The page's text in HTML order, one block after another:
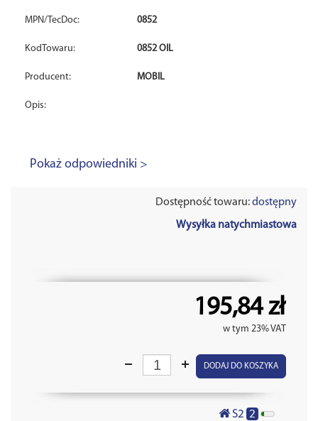
MPN/TecDoc: 0852
KodTowaru: 0852 OIL
Producent: MOBIL
Opis:
Pokaż odpowiedniki >
Dostępność towaru:dostępny
Wysyłka natychmiastowa
195,84 zł
w tym 23% VAT
DODAJ DO KOSZYKA
S2 2